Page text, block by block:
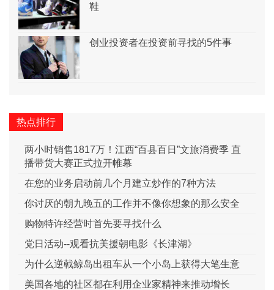
鞋
创业投资者在投资前寻找的5件事
热点排行
两小时销售1817万！江西“百县百日”文旅消费季 直
播带货大赛正式拉开帷幕
在您的业务启动前几个月建立炒作的7种方法
你讨厌的朝九晚五的工作并不像你想象的那么安全
购物特许经营时首先要寻找什么
党日活动--观看抗美援朝电影《长津湖》
为什么逆戟鲸岛出租车从一个小岛上获得大笔生意
美国各地的社区都在利用企业家精神来推动增长